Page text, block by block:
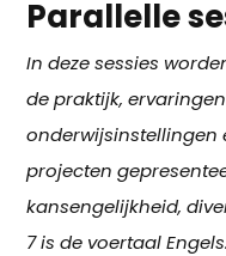
Parallelle
In deze sessies
de praktijk,
onderwijsinstellingen
projecten
kansengelijkheid,
7 is de voertaal Engels.